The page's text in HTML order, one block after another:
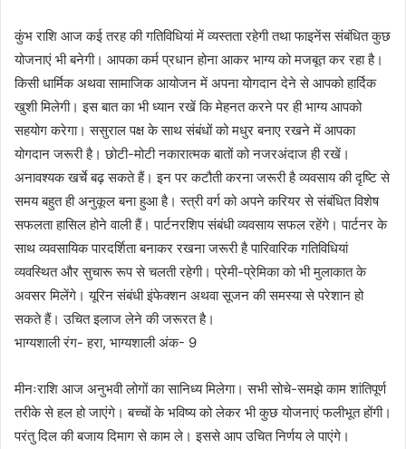
कुंभ राशि आज कई तरह की गतिविधियां में व्यस्तता रहेगी तथा फाइनेंस संबंधित कुछ
योजनाएं भी बनेगी। आपका कर्म प्रधान होना आकर भाग्य को मजबूत कर रहा है।
किसी धार्मिक अथवा सामाजिक आयोजन में अपना योगदान देने से आपको हार्दिक
खुशी मिलेगी। इस बात का भी ध्यान रखें कि मेहनत करने पर ही भाग्य आपको
सहयोग करेगा। ससुराल पक्ष के साथ संबंधों को मधुर बनाए रखने में आपका
योगदान जरूरी है। छोटी-मोटी नकारात्मक बातों को नजरअंदाज ही रखें।
अनावश्यक खर्चे बढ़ सकते हैं। इन पर कटौती करना जरूरी है व्यवसाय की दृष्टि से
समय बहुत ही अनुकूल बना हुआ है। स्त्री वर्ग को अपने करियर से संबंधित विशेष
सफलता हासिल होने वाली हैं। पार्टनरशिप संबंधी व्यवसाय सफल रहेंगे। पार्टनर के
साथ व्यवसायिक पारदर्शिता बनाकर रखना जरूरी है पारिवारिक गतिविधियां
व्यवस्थित और सुचारू रूप से चलती रहेगी। प्रेमी-प्रेमिका को भी मुलाकात के
अवसर मिलेंगे। यूरिन संबंधी इंफेक्शन अथवा सूजन की समस्या से परेशान हो
सकते हैं। उचित इलाज लेने की जरूरत है।
भाग्यशाली रंग- हरा, भाग्यशाली अंक- 9
मीनःराशि आज अनुभवी लोगों का सानिध्य मिलेगा। सभी सोचे-समझे काम शांतिपूर्ण
तरीके से हल हो जाएंगे। बच्चों के भविष्य को लेकर भी कुछ योजनाएं फलीभूत होंगी।
परंतु दिल की बजाय दिमाग से काम ले। इससे आप उचित निर्णय ले पाएंगे।